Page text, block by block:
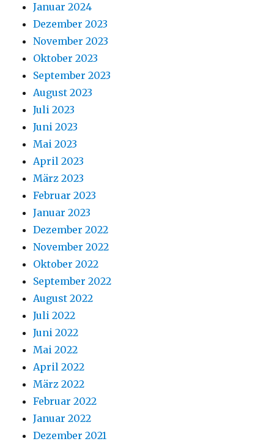
Januar 2024
Dezember 2023
November 2023
Oktober 2023
September 2023
August 2023
Juli 2023
Juni 2023
Mai 2023
April 2023
März 2023
Februar 2023
Januar 2023
Dezember 2022
November 2022
Oktober 2022
September 2022
August 2022
Juli 2022
Juni 2022
Mai 2022
April 2022
März 2022
Februar 2022
Januar 2022
Dezember 2021